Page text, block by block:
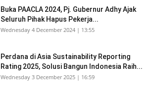
Buka PAACLA 2024, Pj. Gubernur Adhy Ajak
Seluruh Pihak Hapus Pekerja...
Wednesday 4 December 2024 | 13:55
Perdana di Asia Sustainability Reporting
Rating 2025, Solusi Bangun Indonesia Raih...
Wednesday 3 December 2025 | 16:59